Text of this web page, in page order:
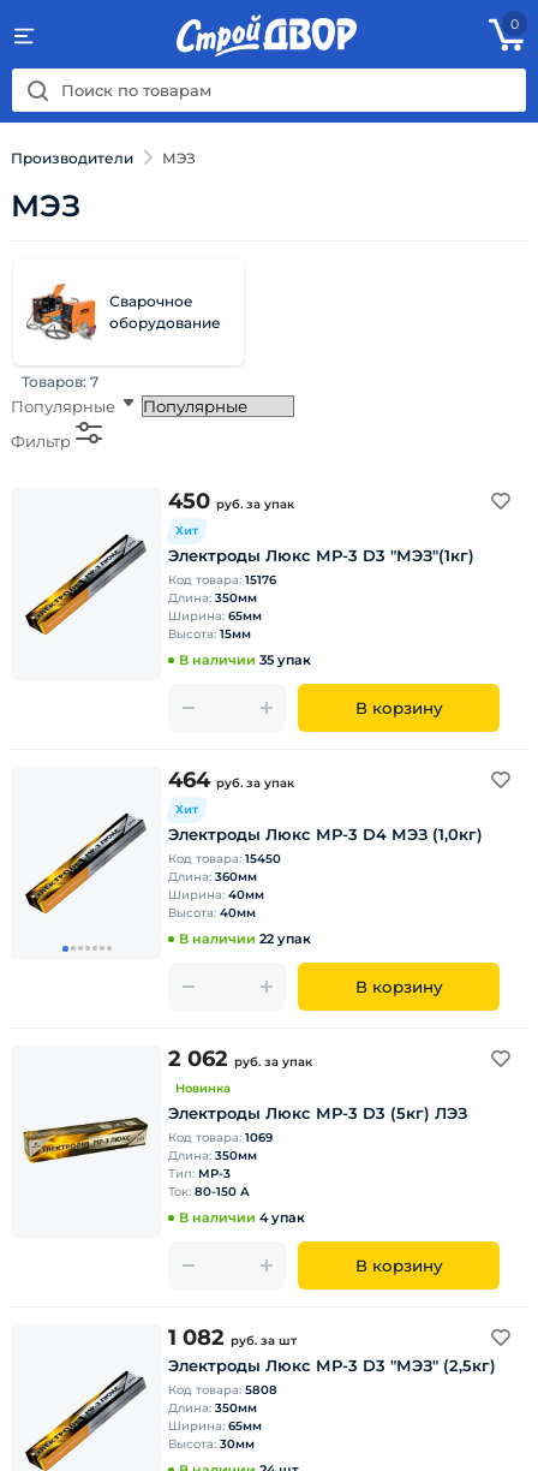
0
Производители МЭЗ
МЭЗ
Сварочное
оборудование
Товаров: 7
Популярные
Фильтр
450 руб. за упак
Хит
Электроды Люкс МР-3 D3 "МЭЗ"(1кг)
Код товара: 15176
Длина: 350мм
Ширина: 65мм
Высота: 15мм
В наличии 35 упак
В корзину
464 руб. за упак
Хит
Электроды Люкс МР-3 D4 МЭЗ (1,0кг)
Код товара: 15450
Длина: 360мм
Ширина: 40мм
Высота: 40мм
В наличии 22 упак
В корзину
2 062 руб. за упак
Новинка
Электроды Люкс МР-3 D3 (5кг) ЛЭЗ
Код товара: 1069
Длина: 350мм
Тип: МР-3
Ток: 80-150 А
В наличии 4 упак
В корзину
1 082 руб. за шт
Электроды Люкс МР-3 D3 "МЭЗ" (2,5кг)
Код товара: 5808
Длина: 350мм
Ширина: 65мм
Высота: 30мм